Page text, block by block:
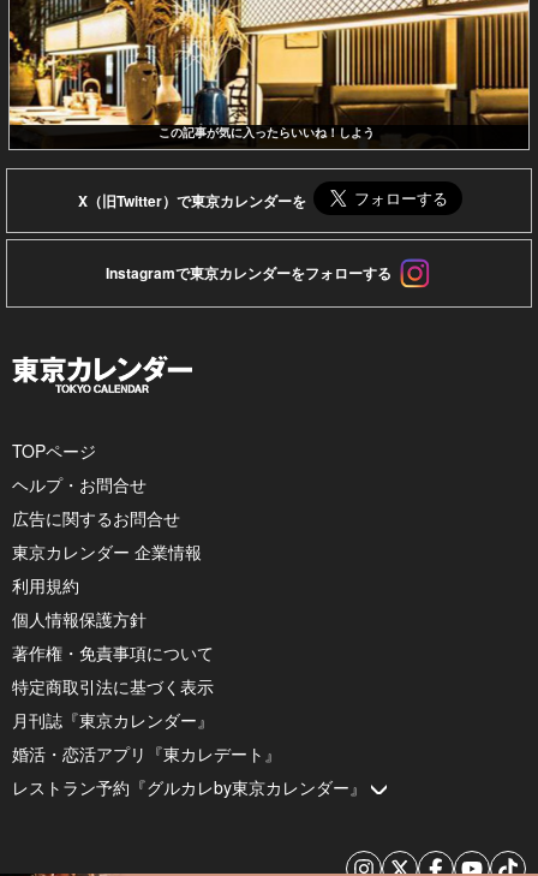
この記事が気に入ったらいいね！しよう
X（旧Twitter）で東京カレンダーを
Instagramで東京カレンダーをフォローする
TOPページ
ヘルプ・お問合せ
広告に関するお問合せ
東京カレンダー 企業情報
利用規約
個人情報保護方針
著作権・免責事項について
特定商取引法に基づく表示
月刊誌『東京カレンダー』
婚活・恋活アプリ『東カレデート』
レストラン予約『グルカレby東京カレンダー』